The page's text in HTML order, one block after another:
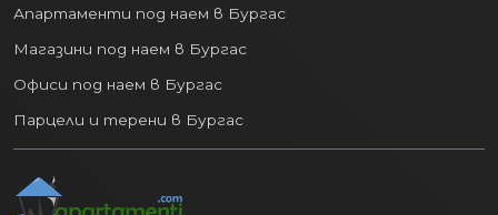
Апартаменти под наем в Бургас
Магазини под наем в Бургас
Офиси под наем в Бургас
Парцели и терени в Бургас